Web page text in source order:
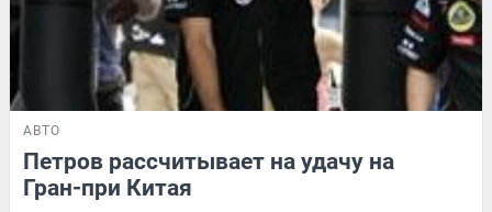
АВТО
Петров рассчитывает на удачу на
Гран-при Китая